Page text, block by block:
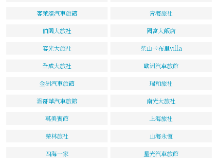
客萊頌汽車旅館 青海旅社
伯園大旅社 國富大飯店
容光大旅社 柴山卡布里villa
全成大旅社 歐洲汽車旅館
金洲汽車旅館 瑞和旅社
溫哥華汽車旅館 南光大旅社
萬美賓館 上海旅社
榮林旅社 山海永恆
四海一家 星光汽車旅館